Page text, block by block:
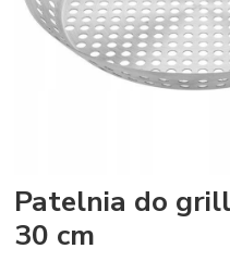
Patelnia do
30 cm